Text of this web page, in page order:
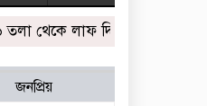
লাফ দিয়ে শিক্ষার্থীর মৃত্যু
জনপ্রিয়